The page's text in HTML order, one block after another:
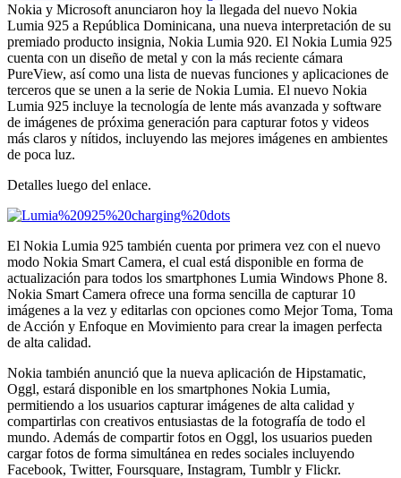
Nokia y Microsoft anunciaron hoy la llegada del nuevo Nokia
Lumia 925 a República Dominicana, una nueva interpretación de su
premiado producto insignia, Nokia Lumia 920. El Nokia Lumia 925
cuenta con un diseño de metal y con la más reciente cámara
PureView, así como una lista de nuevas funciones y aplicaciones de
terceros que se unen a la serie de Nokia Lumia. El nuevo Nokia
Lumia 925 incluye la tecnología de lente más avanzada y software
de imágenes de próxima generación para capturar fotos y videos
más claros y nítidos, incluyendo las mejores imágenes en ambientes
de poca luz.
Detalles luego del enlace.
El Nokia Lumia 925 también cuenta por primera vez con el nuevo
modo Nokia Smart Camera, el cual está disponible en forma de
actualización para todos los smartphones Lumia Windows Phone 8.
Nokia Smart Camera ofrece una forma sencilla de capturar 10
imágenes a la vez y editarlas con opciones como Mejor Toma, Toma
de Acción y Enfoque en Movimiento para crear la imagen perfecta
de alta calidad.
Nokia también anunció que la nueva aplicación de Hipstamatic,
Oggl, estará disponible en los smartphones Nokia Lumia,
permitiendo a los usuarios capturar imágenes de alta calidad y
compartirlas con creativos entusiastas de la fotografía de todo el
mundo. Además de compartir fotos en Oggl, los usuarios pueden
cargar fotos de forma simultánea en redes sociales incluyendo
Facebook, Twitter, Foursquare, Instagram, Tumblr y Flickr.